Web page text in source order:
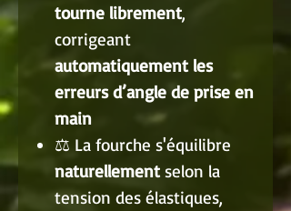
tourne librement,
corrigeant
automatiquement les
erreurs d’angle de prise en
main
⚖️ La fourche s'équilibre
naturellement selon la
tension des élastiques,